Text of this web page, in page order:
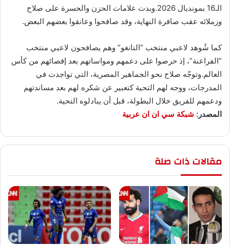
الـ16 بمونديال 2026.وبدت علامات الحزن والحسرة على صلاح
وزملائه عقب صافرة النهاية، وقد صافحوا وعانقوا بعضهم البعض.
كما شُوهد لاعبي منتخب “التانغو” وهم يصافحون لاعبي منتخب
“الفراعنة”، إذ حرصوا على دعمهم ومواساتهم بعد إقصائهم من كأس
العالم.وتوجّه صلاح نحو الجماهير المصرية، التي تواجدت في
المدرجات، ووجه لهم التحية كتعبير عن شكره لهم بعد مساندتهم
ودعمهم للفريق خلال البطولة، قبل أن يبادلوه التحية.
المصدر: شبكة سي ان ان عربية
مقالات ذات صلة